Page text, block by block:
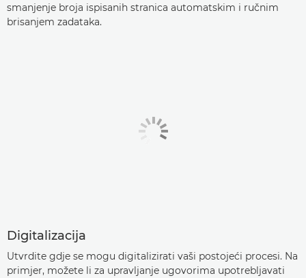
smanjenje broja ispisanih stranica automatskim i ručnim
brisanjem zadataka.
Digitalizacija
Utvrdite gdje se mogu digitalizirati vaši postojeći procesi. Na
primjer, možete li za upravljanje ugovorima upotrebljavati